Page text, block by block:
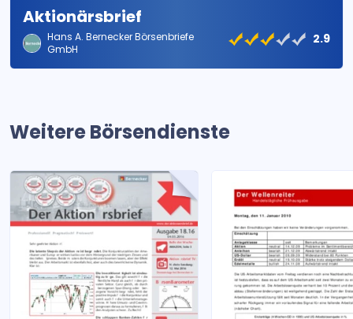
Aktionärsbrief
Hans A. Bernecker Börsenbriefe
GmbH
2.9
Weitere Börsendienste